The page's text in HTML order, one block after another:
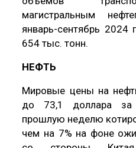
магистральным
январь-сентябрь
654 тыс. тонн.
НЕФТЬ
Мировые цены на
до 73,1 доллара за
прошлую неделю
чем на 7% на фоне